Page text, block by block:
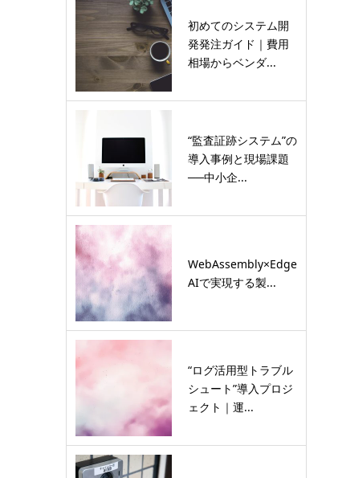
初めてのシステム開
発発注ガイド｜費用
相場からベンダ...
“監査証跡システム”の
導入事例と現場課題
──中小企...
WebAssembly×Edge
AIで実現する製...
“ログ活用型トラブル
シュート”導入プロジ
ェクト｜運...